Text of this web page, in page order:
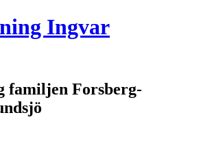
Ingvar
familjen Forsberg-